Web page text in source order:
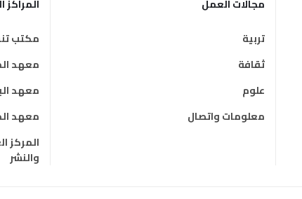
مجالات العمل
تربية
ثقافة
علوم
معلومات واتصال
المراكز
مكتب
معهد
معهد
معهد
المركز
والنشر